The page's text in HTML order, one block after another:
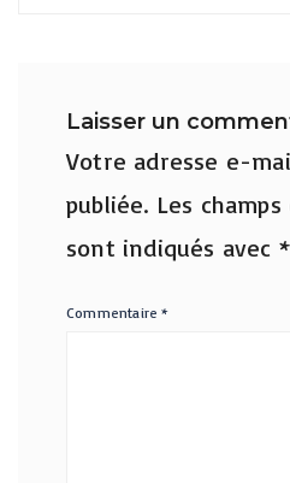
Laisser un
Votre adresse e-
publiée. Les
sont indiqués avec *
Commentaire*